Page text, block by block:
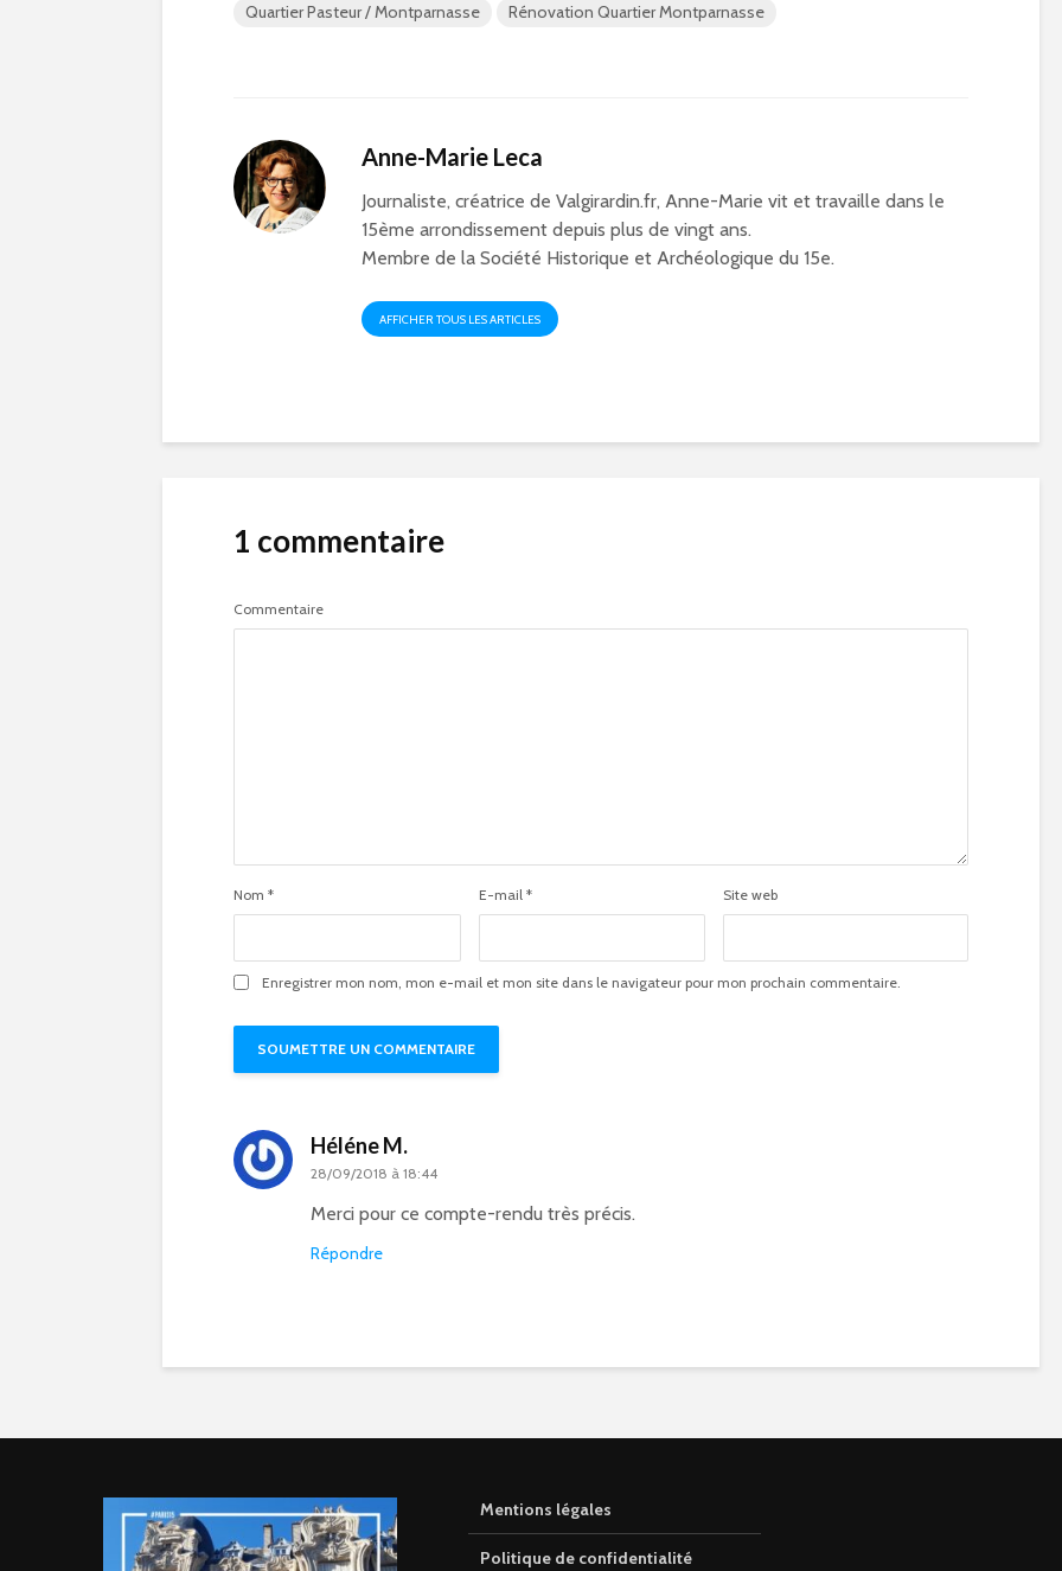
Quartier Pasteur / Montparnasse Rénovation Quartier Montparnasse
Anne-Marie Leca
Journaliste, créatrice de Valgirardin.fr, Anne-Marie vit et travaille dans le
15ème arrondissement depuis plus de vingt ans.
Membre de la Société Historique et Archéologique du 15e.
AFFICHER TOUS LES ARTICLES
1 commentaire
Commentaire
Nom * E-mail * Site web
Enregistrer mon nom, mon e-mail et mon site dans le navigateur pour mon prochain commentaire.
Héléne M.
28/09/2018 à 18:44
Merci pour ce compte-rendu très précis.
Répondre
Mentions légales
Politique de confidentialité